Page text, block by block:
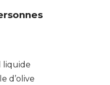
liquide
d’olive